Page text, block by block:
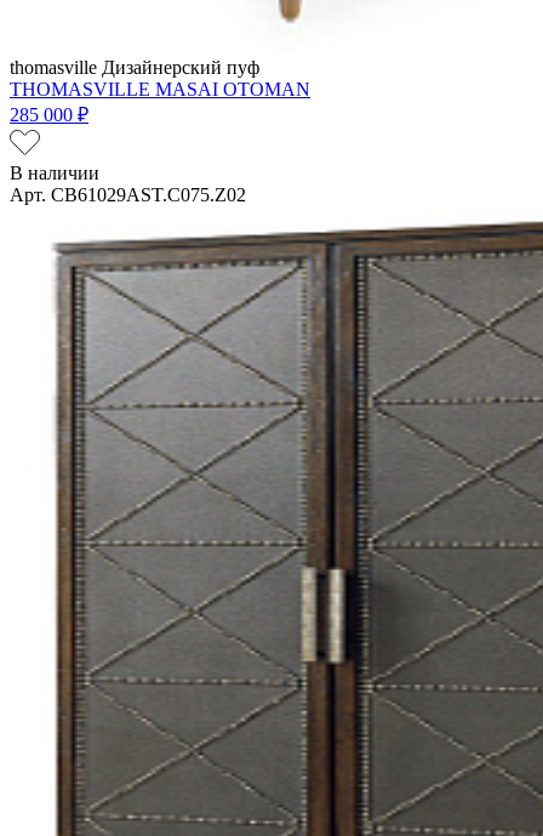
thomasville Дизайнерский пуф
THOMASVILLE MASAI OTOMAN
285 000 ₽
В наличии
Арт. CB61029AST.C075.Z02